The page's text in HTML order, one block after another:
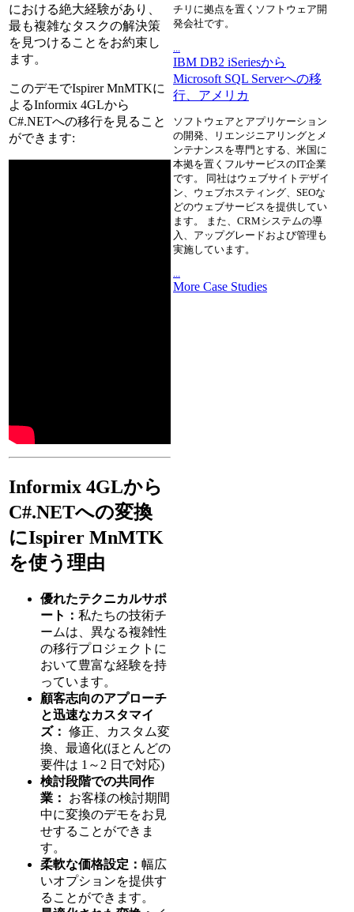
における絶大経験があり、
最も複雑なタスクの解決策
を見つけることをお約束し
ます。
このデモでIspirer MnMTKに
よるInformix 4GLから
C#.NETへの移行を見ること
ができます:
Informix 4GLから
C#.NETへの変換
にIspirer MnMTK
を使う理由
優れたテクニカルサポ
ート： 私たちの技術チ
ームは、異なる複雑性
の移行プロジェクトに
おいて豊富な経験を持
っています。
顧客志向のアプローチ
と迅速なカスタマイ
ズ： 修正、カスタム変
換、最適化(ほとんどの
要件は 1～2 日で対応)
検討段階での共同作
業：
お客様の検討期間
中に変換のデモをお見
せすることができま
す。
柔軟な価格設定： 幅広
いオプションを提供す
ることができます。
チリに拠点を置くソフトウェア開
発会社です。
IBM DB2 iSeriesから
Microsoft SQL Serverへの移
行、アメリカ
ソフトウェアとアプリケーション
の開発、リエンジニアリングとメ
ンテナンスを専門とする、米国に
本拠を置くフルサービスのIT企業
です。 同社はウェブサイトデザイ
ン、ウェブホスティング、SEOな
どのウェブサービスを提供してい
ます。 また、CRMシステムの導
入、アップグレードおよび管理も
実施しています。
...
More Case Studies